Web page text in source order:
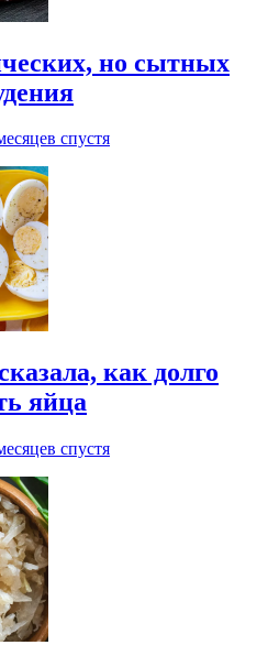
но сытных
спустя
как долго
яйца
спустя